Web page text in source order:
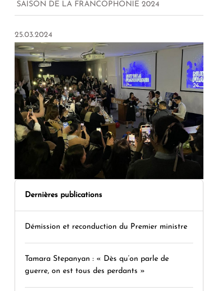
SAISON DE LA FRANCOPHONIE 2024
25.03.2024
Dernières publications
Démission et reconduction du Premier ministre
Tamara Stepanyan : « Dès qu’on parle de
guerre, on est tous des perdants »